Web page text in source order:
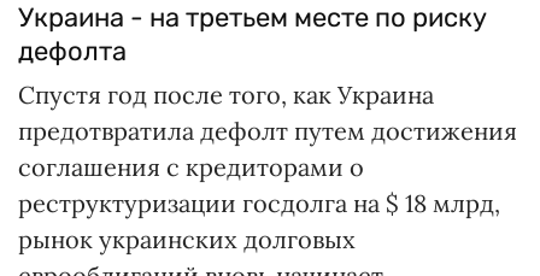
Украина - на третьем месте по риску
дефолта
Спустя год после того, как Украина
предотвратила дефолт путем достижения
соглашения с кредиторами о
реструктуризации госдолга на $ 18 млрд,
рынок украинских долговых